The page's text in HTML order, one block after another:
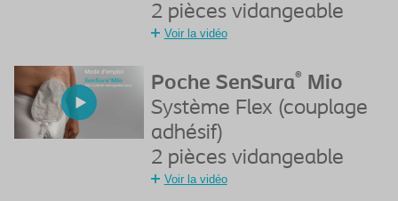
2 pièces vidangeable
Voir la vidéo
Poche SenSura® Mio
Système Flex (couplage
adhésif)
2 pièces vidangeable
Voir la vidéo